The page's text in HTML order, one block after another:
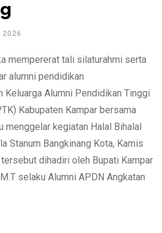
2026
mempererat tali silaturahmi serta
alumni pendidikan
Keluarga Alumni Pendidikan Tinggi
Kabupaten Kampar bersama
menggelar kegiatan Halal Bihalal
Stanum Bangkinang Kota, Kamis
dihadiri oleh Bupati Kampar
selaku Alumni APDN Angkatan